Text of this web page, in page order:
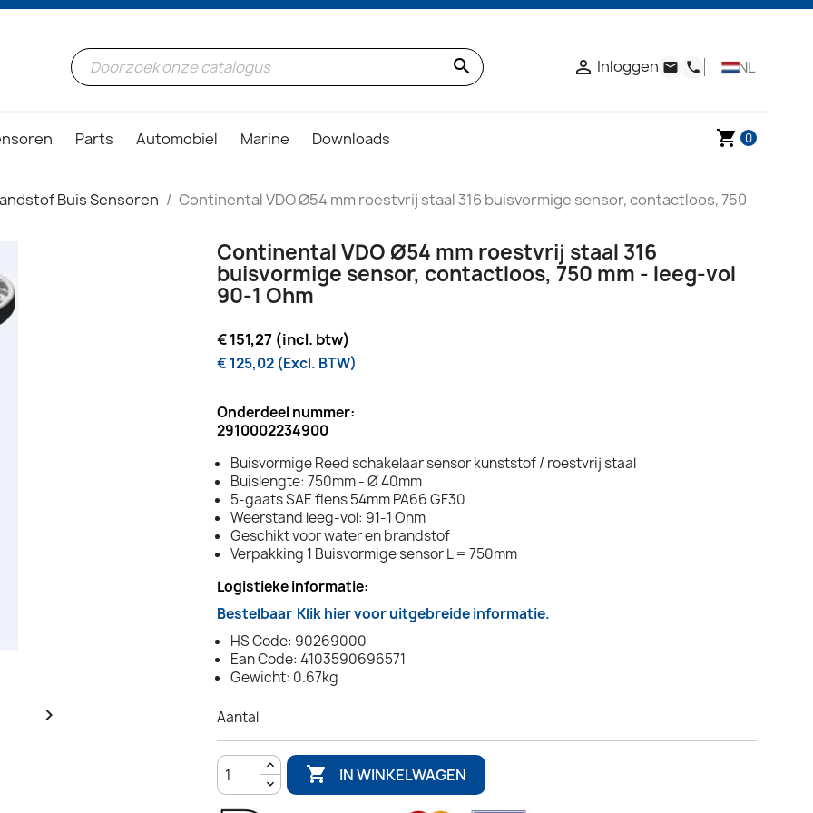
search  Inloggen email phone NL
Parts Automobiel Marine Downloads shopping_cart 0
Buis Sensoren Continental VDO Ø54 mm roestvrij staal 316 buisvormige sensor, contactloos, 750

Continental VDO Ø54 mm roestvrij staal 316
buisvormige sensor, contactloos, 750 mm - leeg-vol
90-1 Ohm
€ 151,27 (incl. btw)
€ 125,02 (Excl. BTW)
Onderdeel nummer:
2910002234900
Buisvormige Reed schakelaar sensor kunststof / roestvrij staal
Buislengte: 750mm - Ø 40mm
5-gaats SAE flens 54mm PA66 GF30
Weerstand leeg-vol: 91-1 Ohm
Geschikt voor water en brandstof
Verpakking 1 Buisvormige sensor L = 750mm
Logistieke informatie:
Bestelbaar Klik hier voor uitgebreide informatie.
HS Code: 90269000
Ean Code: 4103590696571
Gewicht: 0.67kg
Aantal
 IN WINKELWAGEN